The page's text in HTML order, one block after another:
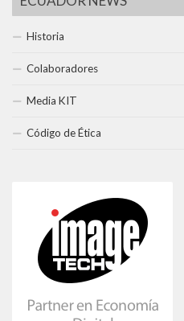
Historia
Colaboradores
Media KIT
Código de Ética